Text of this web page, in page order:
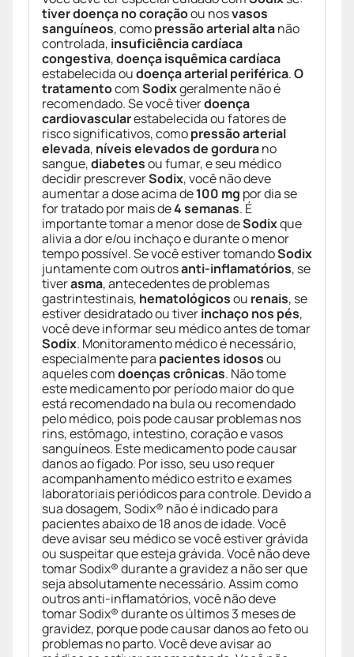
tiver doença no coraçãoou nosvasos
sanguíneos, comopressão arterial altanão
controlada, insuficiência cardíaca
congestiva,doença isquêmica cardíaca
estabelecida oudoença arterial periférica.O
tratamentocomSodixgeralmente não é
recomendado. Se você tiverdoença
cardiovascularestabelecida ou fatores de
risco significativos, comopressão arterial
elevada, níveis elevados de gordurano
sangue,diabetesou fumar, e seu médico
decidir prescreverSodix, você não deve
aumentar a dose acima de100 mg por dia se
for tratado por mais de4 semanas. É
importante tomar a menor dose deSodixque
alivia a dor e/ou inchaço e durante o menor
tempo possível. Se você estiver tomandoSodix
juntamente com outrosanti-inflamatórios, se
tiverasma, antecedentes de problemas
gastrintestinais, hematológicosou renais, se
estiver desidratado ou tiverinchaço nos pés,
você deve informar seu médico antes de tomar
Sodix. Monitoramento médico é necessário,
especialmente para pacientes idososou
aqueles comdoenças crônicas. Não tome
este medicamento por período maior do que
está recomendado na bula ou recomendado
pelo médico, pois pode causar problemas nos
rins, estômago, intestino, coração e vasos
sanguíneos. Este medicamento pode causar
danos ao fígado. Por isso, seu uso requer
acompanhamento médico estrito e exames
laboratoriais periódicos para controle. Devido a
sua dosagem, Sodix® não é indicado para
pacientes abaixo de 18 anos de idade. Você
deve avisar seu médico se você estiver grávida
ou suspeitar que esteja grávida. Você não deve
tomar Sodix® durante a gravidez a não ser que
seja absolutamente necessário. Assim como
outros anti-inflamatórios, você não deve
tomar Sodix® durante os últimos 3 meses de
gravidez, porque pode causar danos ao feto ou
problemas no parto. Você deve avisar ao